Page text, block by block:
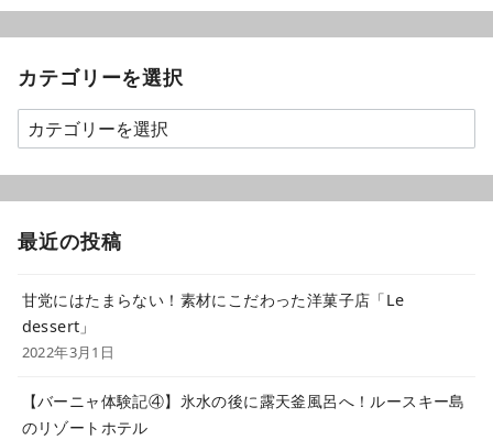
カテゴリーを選択
最近の投稿
甘党にはたまらない！素材にこだわった洋菓子店「Le
dessert」
2022年3月1日
【バーニャ体験記④】氷水の後に露天釜風呂へ！ルースキー島
のリゾートホテル